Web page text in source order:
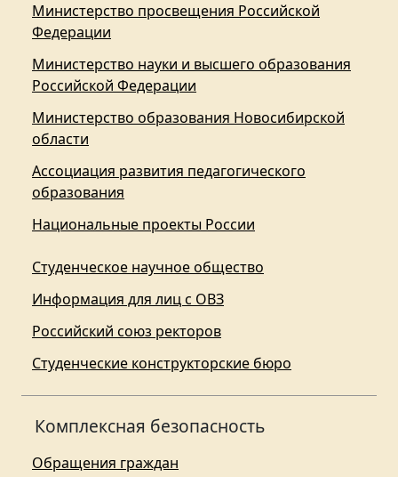
Министерство просвещения Российской
Федерации
Министерство науки и высшего образования
Российской Федерации
Министерство образования Новосибирской
области
Ассоциация развития педагогического
образования
Национальные проекты России
Студенческое научное общество
Информация для лиц с ОВЗ
Российский союз ректоров
Студенческие конструкторские бюро
Комплексная безопасность
Обращения граждан